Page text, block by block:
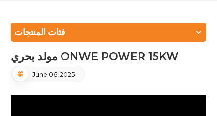
فئات المنتجات
مولد بحري ONWE POWER 15KW
June 06, 2025